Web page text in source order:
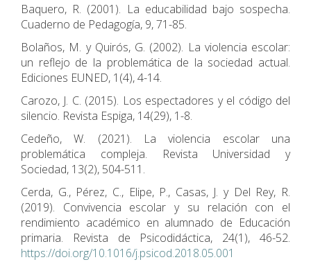
Baquero, R. (2001). La educabilidad bajo sospecha.
Cuaderno de Pedagogía, 9, 71-85.
Bolaños, M. y Quirós, G. (2002). La violencia escolar:
un reflejo de la problemática de la sociedad actual.
Ediciones EUNED, 1(4), 4-14.
Carozo, J. C. (2015). Los espectadores y el código del
silencio. Revista Espiga, 14(29), 1-8.
Cedeño, W. (2021). La violencia escolar una
problemática compleja. Revista Universidad y
Sociedad, 13(2), 504-511.
Cerda, G., Pérez, C., Elipe, P., Casas, J. y Del Rey, R.
(2019). Convivencia escolar y su relación con el
rendimiento académico en alumnado de Educación
primaria. Revista de Psicodidáctica, 24(1), 46-52.
https://doi.org/10.1016/j.psicod.2018.05.001